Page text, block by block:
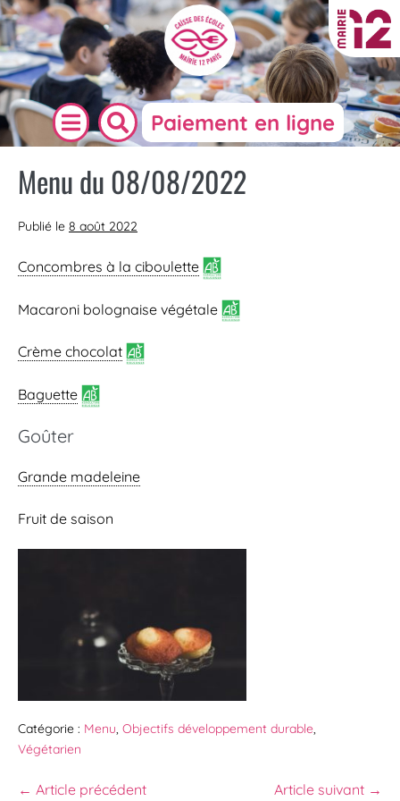
Paiement en ligne
Menu du 08/08/2022
Publié le 8 août 2022
Concombres à la ciboulette
Macaroni bolognaise végétale
Crème chocolat
Baguette
Goûter
Grande madeleine
Fruit de saison
Catégorie : Menu, Objectifs développement durable,
Végétarien
← Article précédent Article suivant →